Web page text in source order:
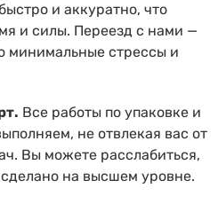
и аккуратно, что
и силы. Переезд с нами —
минимальные стрессы и
Все работы по упаковке и
не отвлекая вас от
Вы можете расслабиться,
сделано на высшем уровне.